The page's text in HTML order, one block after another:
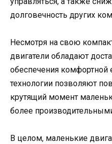
долговечность других
Несмотря на свою
двигатели обладают
обеспечения
технологии позволяют
крутящий момент
более
В целом, маленькие